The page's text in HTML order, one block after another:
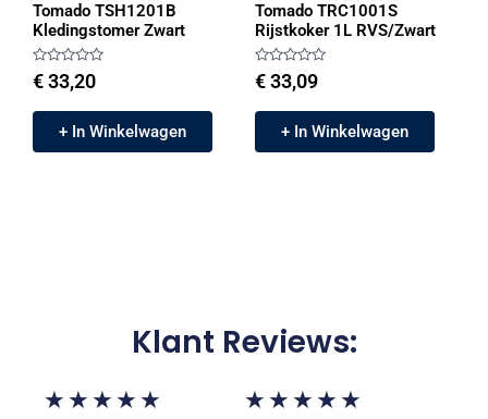
Tomado TSH1201B
Kledingstomer Zwart
Gewaardeerd
0
5
€33,20
+ In Winkelwagen
Tomado TRC1001S
Rijstkoker 1L RVS/Zwart
Gewaardeerd
0
5
€33,09
+ In Winkelwagen
Klant Reviews:
★ ★ ★ ★ ★ ★ ★ ★ ★ ★